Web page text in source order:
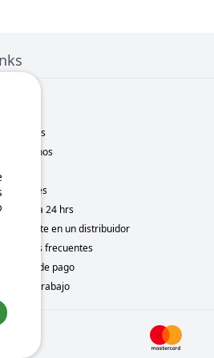
Sucursales
Contáctanos
24 hrs
Conviértete en un distribuidor
Preguntas frecuentes
Métodos de pago
Bolsa de trabajo